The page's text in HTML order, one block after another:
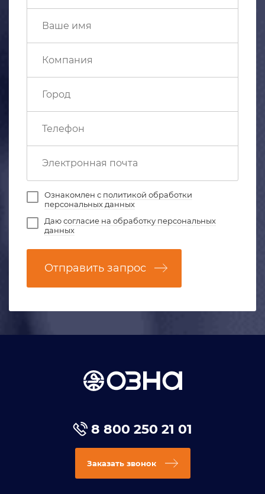
Ознакомлен с политикой обработки
персональных данных
Даюсогласие на обработку персональных
данных
Отправить запрос
8 800 250 21 01
Заказать звонок